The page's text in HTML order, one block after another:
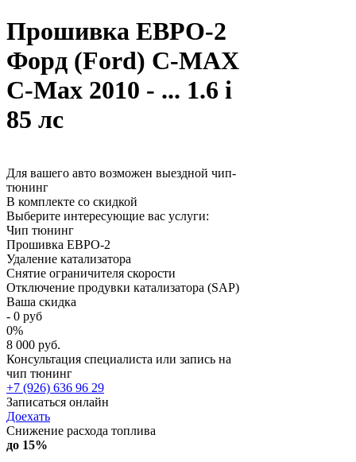
Прошивка ЕВРО-2
Форд (Ford) C-MAX
C-Max 2010 - ... 1.6 i
85 лс
Для вашего авто возможен выездной чип-
тюнинг
В комплекте со скидкой
Выберите интересующие вас услуги:
Чип тюнинг
Прошивка ЕВРО-2
Удаление катализатора
Снятие ограничителя скорости
Отключение продувки катализатора (SAP)
Ваша скидка
- 0 руб
0%
8 000 руб.
Консультация специалиста или запись на
чип тюнинг
+7 (926) 636 96 29
Записаться онлайн
Доехать
Снижение расхода топлива
до 15%